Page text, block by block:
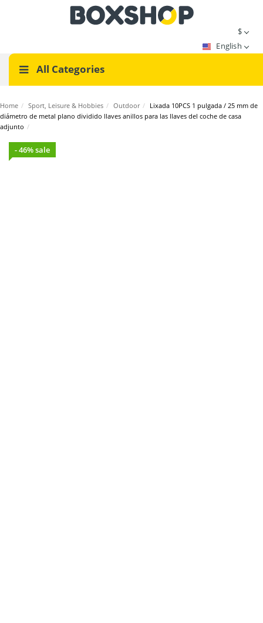
$
English
All Categories
Home / Sport, Leisure & Hobbies / Outdoor / Lixada 10PCS 1 pulgada / 25 mm de
diámetro de metal plano dividido llaves anillos para las llaves del coche de casa
adjunto /
- 46% sale